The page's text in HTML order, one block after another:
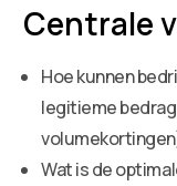
Centrale
Hoe kunnen
legitieme
Wat is de